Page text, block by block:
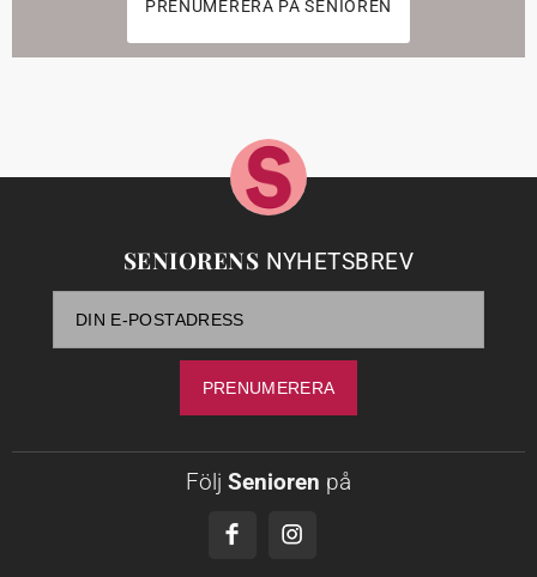
PRENUMERERA PÅ SENIOREN
SENIORENS NYHETSBREV
Följ Senioren på